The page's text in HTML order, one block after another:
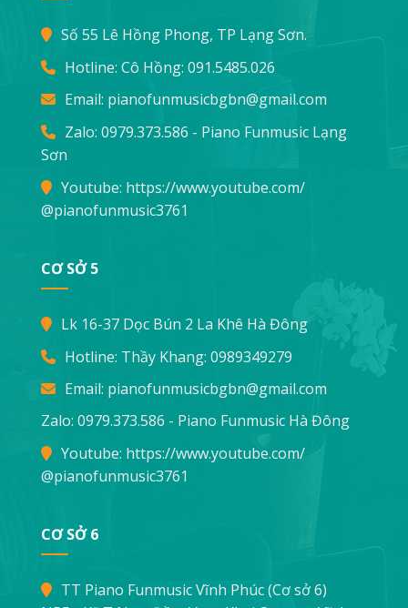
Số 55 Lê Hồng Phong, TP Lạng Sơn.
Hotline: Cô Hồng: 091.5485.026
Email: pianofunmusicbgbn@gmail.com
Zalo: 0979.373.586 - Piano Funmusic Lạng
Sơn
Youtube: https://www.youtube.com/
@pianofunmusic3761
CƠ SỞ 5
Lk 16-37 Dọc Bún 2 La Khê Hà Đông
Hotline: Thầy Khang: 0989349279
Email: pianofunmusicbgbn@gmail.com
Zalo: 0979.373.586 - Piano Funmusic Hà Đông
Youtube: https://www.youtube.com/
@pianofunmusic3761
CƠ SỞ 6
TT Piano Funmusic Vĩnh Phúc (Cơ sở 6)